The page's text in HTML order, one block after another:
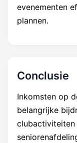
evenementen
plannen.
Conclusie
Inkomsten op
belangrijke
clubactiviteiten